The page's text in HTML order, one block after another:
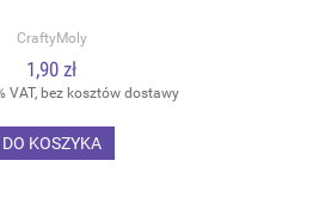
CraftyMoly
1,90 zł
VAT, bez kosztów dostawy
DO KOSZYKA